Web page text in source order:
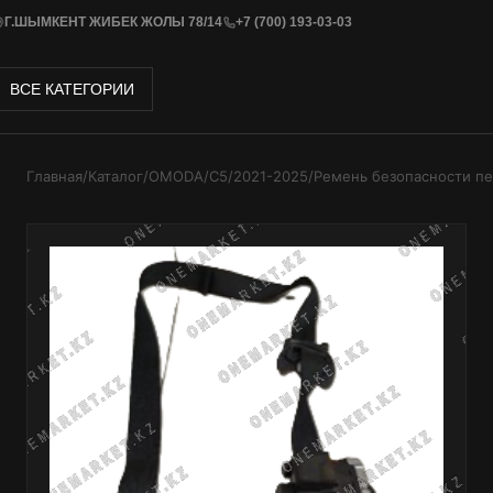
Г.ШЫМКЕНТ ЖИБЕК ЖОЛЫ 78/14 +7 (700) 193-03-03
ВСЕ КАТЕГОРИИ
Главная/Каталог/OMODA/C5/2021-2025/Ремень безопасности